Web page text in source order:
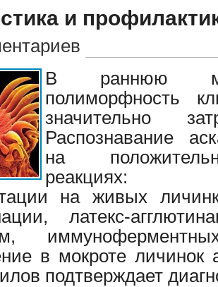
и
В раннюю
полиморфность
значительно
Распознавание
на
реакциях:
на живых
латекс-
в мокроте личинок
подтверждает